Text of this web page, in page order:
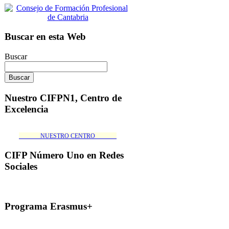
Buscar en esta Web
Buscar
Nuestro CIFPN1, Centro de
Excelencia
_______NUESTRO CENTRO_______
CIFP Número Uno en Redes
Sociales
Programa Erasmus+